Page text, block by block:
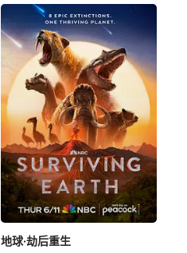
地球·劫后重生